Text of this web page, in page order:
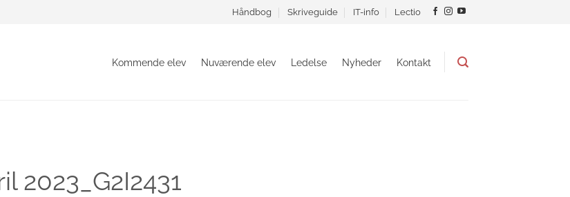
Håndbog Skriveguide IT-info Lectio
Kommende elev Nuværende elev Ledelse Nyheder Kontakt
2023_G2I2431